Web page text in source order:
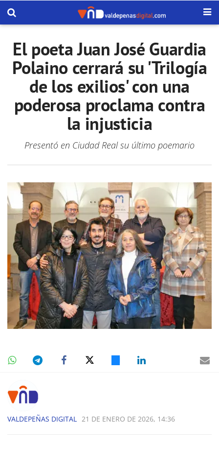
El poeta Juan José Guardia
Polaino cerrará su 'Trilogía
de los exilios' con una
poderosa proclama contra
la injusticia
Presentó en Ciudad Real su último poemario
VALDEPEÑAS DIGITAL 21 DE ENERO DE 2026, 14:36